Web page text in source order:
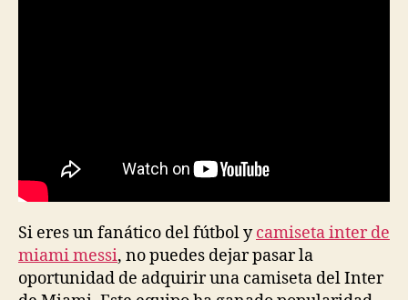
Si eres un fanático del fútbol ycamiseta inter de
miami messi, no puedes dejar pasar la
oportunidad de adquirir una camiseta del Inter